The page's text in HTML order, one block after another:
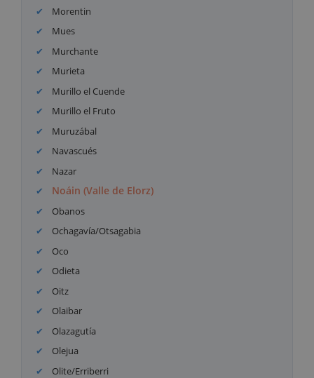
Morentin
Mues
Murchante
Murieta
Murillo el Cuende
Murillo el Fruto
Muruzábal
Navascués
Nazar
Noáin (Valle de Elorz)
Obanos
Ochagavía/Otsagabia
Oco
Odieta
Oitz
Olaibar
Olazagutía
Olejua
Olite/Erriberri